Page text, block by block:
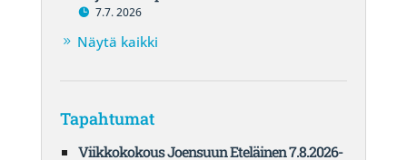
7.7. 2026
Näytä kaikki
Tapahtumat
Viikkokokous Joensuun Eteläinen 7.8.2026-